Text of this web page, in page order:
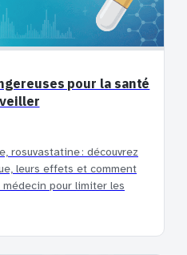
pour la santé
rosuvastatine : découvrez
leurs effets et comment
pour limiter les